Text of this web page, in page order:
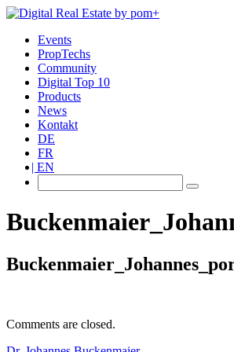
Events
PropTechs
Community
Digital Top 10
Products
News
Kontakt
DE
FR
EN
Comments are closed.